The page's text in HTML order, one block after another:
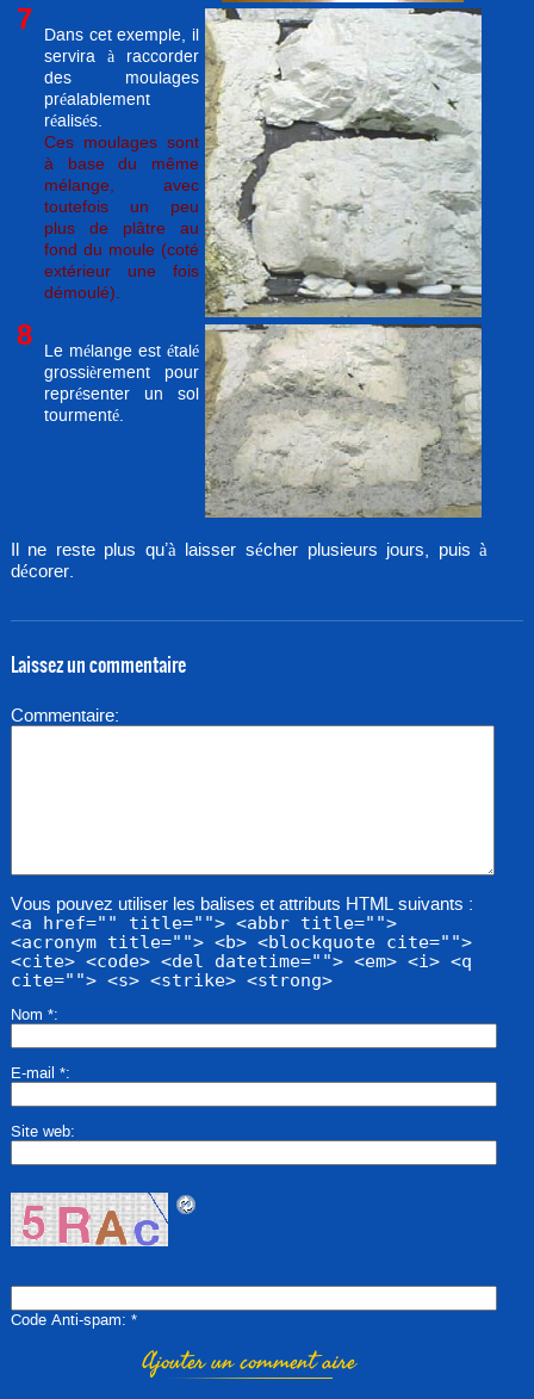
7
Dans cet exemple, il
servira à raccorder
des moulages
préalablement
réalisés.
Ces moulages sont
à base du même
mélange, avec
toutefois un peu
plus de plâtre au
fond du moule (coté
extérieur une fois
démoulé).
8
Le mélange est étalé
grossièrement pour
représenter un sol
tourmenté.
Il ne reste plus qu’à laisser sécher plusieurs jours, puis à
décorer.
Laissez un commentaire
Commentaire
Vous pouvez utiliser les balises et attributs HTML suivants :
<a href="" title=""> <abbr title="">
<acronym title=""> <b> <blockquote cite="">
<cite> <code> <del datetime=""> <em> <i> <q
cite=""> <s> <strike> <strong>
Nom *
E-mail *
Site web
Code Anti-spam *